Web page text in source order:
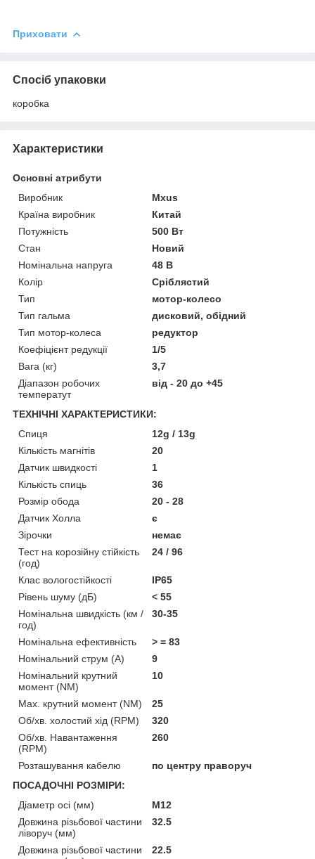
Приховати
Спосіб упаковки
коробка
Характеристики
Основні атрибути
Виробник
Mxus
Країна виробник
Китай
Потужність
500 Вт
Стан
Новий
Номінальна напруга
48 В
Колір
Сріблястий
Тип
мотор-колесо
Тип гальма
дисковий, обідний
Тип мотор-колеса
редуктор
Коефіцієнт редукції
1/5
Вага (кг)
3,7
Діапазон робочих
температут
від - 20 до +45
ТЕХНІЧНІ ХАРАКТЕРИСТИКИ:
Спиця
12g / 13g
Кількість магнітів
20
Датчик швидкості
1
Кількість спиць
36
Розмір обода
20 - 28
Датчик Холла
є
Зірочки
немає
Тест на корозійну стійкість
(год)
24 / 96
Клас вологостійкості
IP65
Рівень шуму (дБ)
< 55
Номінальна швидкість (км /
год)
30-35
Номінальна ефективність
> = 83
Номінальний струм (А)
9
Номінальний крутний
момент (NM)
10
Мах. крутний момент (NM)
25
Об/хв. холостий хід (RPM)
320
Об/хв. Навантаження
(RPM)
260
Розташування кабелю
по центру праворуч
ПОСАДОЧНІ РОЗМІРИ:
Діаметр осі (мм)
М12
Довжина різьбової частини
ліворуч (мм)
32.5
Довжина різьбової частини
22.5